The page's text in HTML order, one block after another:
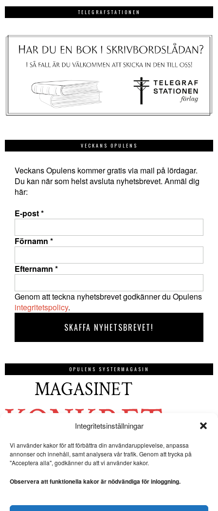
Integritetsinställningar
Vi använder kakor för att förbättra din användarupplevelse, anpassa
annonser och innehåll, samt analysera vår trafik. Genom att trycka på
"Acceptera alla", godkänner du att vi använder kakor.
Observera att funktionella kakor är nödvändiga för inloggning.
TELEGRAFSTATIONEN
VECKANS OPULENS
Veckans Opulens kommer gratis via mail på lördagar.
Du kan när som helst avsluta nyhetsbrevet. Anmäl dig
här:
E-post*
Förnamn *
Efternamn *
Genom att teckna nyhetsbrevet godkänner du Opulens
integritetspolicy.
OPULENS SYSTERMAGASIN